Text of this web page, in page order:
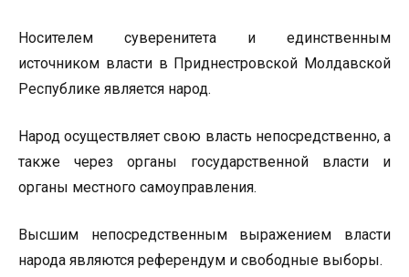
Носителем суверенитета и единственным
источником власти в Приднестровской Молдавской
Республике является народ.
Народ осуществляет свою власть непосредственно, а
также через органы государственной власти и
органы местного самоуправления.
Высшим непосредственным выражением власти
народа являются референдум и свободные выборы.